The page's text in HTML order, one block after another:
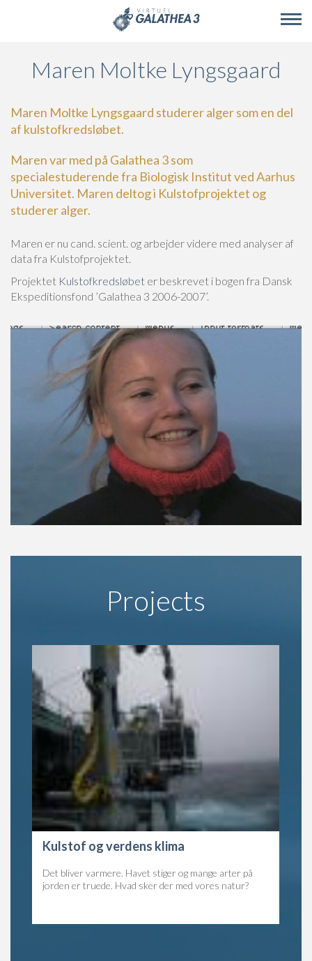
Maren Moltke Lyngsgaard
Maren Moltke Lyngsgaard studerer alger som en del
af kulstofkredsløbet.
Maren var med på Galathea 3 som
specialestuderende fra Biologisk Institut ved Aarhus
Universitet. Maren deltog i Kulstofprojektet og
studerer alger.
Maren er nu cand. scient. og arbejder videre med analyser af
data fra Kulstofprojektet.
Projektet Kulstofkredsløbet er beskrevet i bogen fra Dansk
Ekspeditionsfond ’Galathea 3 2006-2007’.
Projects
Kulstof og verdens klima
Det bliver varmere. Havet stiger og mange arter på
jorden er truede. Hvad sker der med vores natur?